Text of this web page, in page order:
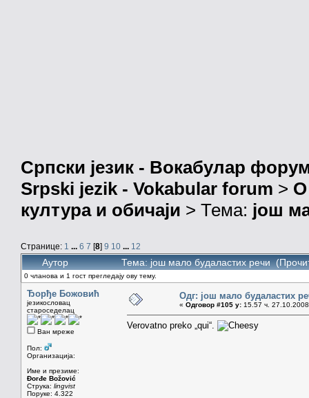
Српски језик - Вокабулар
Srpski jezik - Vokabular forum > О
култура и обичаји > Тема: још
Странице: 1 ... 6 7 [8] 9 10 ... 12
Аутор Тема: још мало будаластих речи
0 чланова и 1 гост прегледају ову тему.
Ђорђе Божовић
језикословац
староседелац
Ван мреже
Пол:
Организација:
Име и презиме:
Đorđe Božović
Струка: lingvist
Поруке: 4.322
Одг: још мало будаластих
« Одговор #105 у: 15.57 ч.
Verovatno preko „qui“.